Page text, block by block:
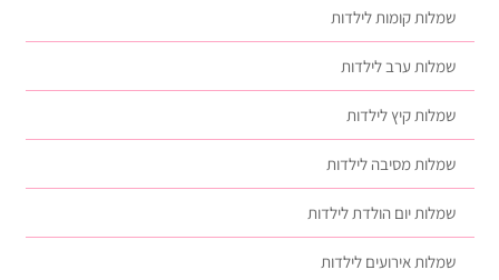
שמלות קומות לילדות
שמלות ערב לילדות
שמלות קיץ לילדות
שמלות מסיבה לילדות
שמלות יום הולדת לילדות
שמלות אירועים לילדות